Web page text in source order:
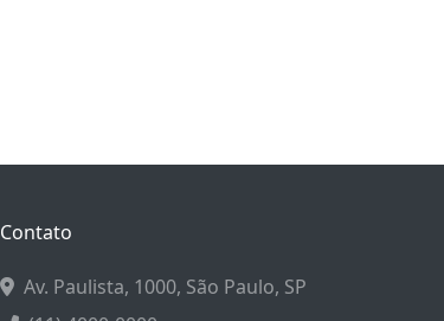
Contato
Av. Paulista, 1000, São Paulo, SP